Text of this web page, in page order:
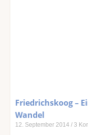
Friedrichskoog –
Wandel
12. September 2014 3